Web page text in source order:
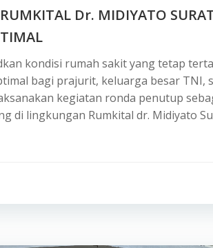
Dr. MIDIYATO
kondisi rumah sakit yang tetap
bagi prajurit, keluarga besar TNI,
kegiatan ronda penutup
di lingkungan Rumkital dr. Midiyato